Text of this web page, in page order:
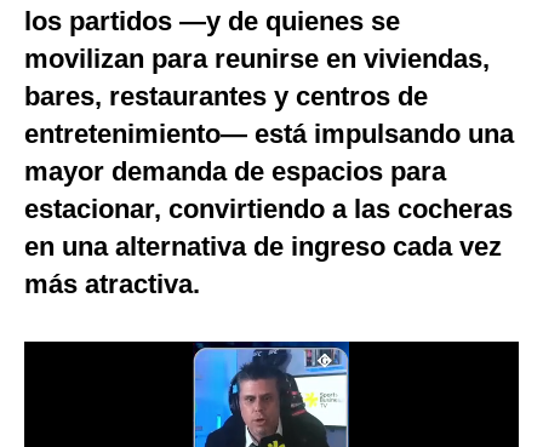
Podcast
Gestión TV
Videos
los partidos —y de quienes se
movilizan para reunirse en viviendas,
bares, restaurantes y centros de
entretenimiento— está impulsando una
mayor demanda de espacios para
estacionar, convirtiendo a las cocheras
en una alternativa de ingreso cada vez
más atractiva.